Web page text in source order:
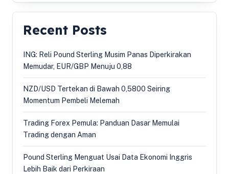
Recent Posts
ING: Reli Pound Sterling Musim Panas Diperkirakan
Memudar, EUR/GBP Menuju 0,88
NZD/USD Tertekan di Bawah 0,5800 Seiring
Momentum Pembeli Melemah
Trading Forex Pemula: Panduan Dasar Memulai
Trading dengan Aman
Pound Sterling Menguat Usai Data Ekonomi Inggris
Lebih Baik dari Perkiraan